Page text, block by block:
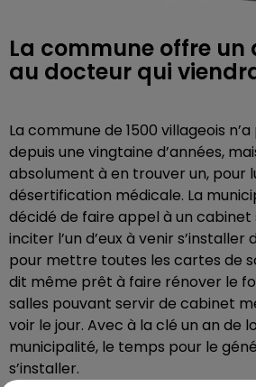
La commune offre un
au docteur qui
La commune de 1500 villageois
depuis une vingtaine d’années,
absolument à en trouver un, pour
désertification médicale. La
décidé de faire appel à un cabinet
inciter l’un d’eux à venir s’installer
pour mettre toutes les cartes de
dit même prêt à faire rénover le
salles pouvant servir de cabinet
voir le jour. Avec à la clé un an de
municipalité, le temps pour le
s’installer.